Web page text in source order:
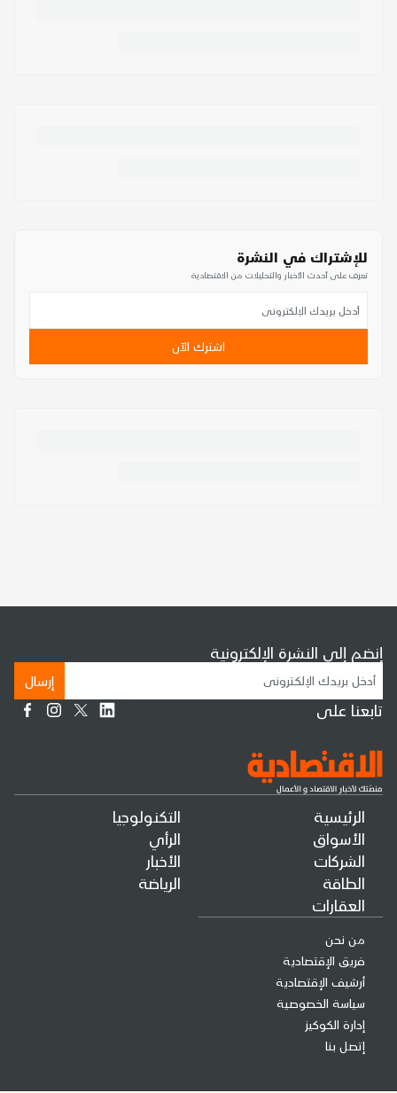
للإشتراك في النشرة
تعرف على أحدث الأخبار والتحليلات من الاقتصادية
اشترك الآن
الرئيسية
الأسواق
الشركات
الطاقة
العقارات
التكنولوجيا
الرأي
الأخبار
الرياضة
من نحن
فريق الإقتصادية
أرشيف الإقتصادية
سياسة الخصوصية
إدارة الكوكيز
إتصل بنا
إنضم إلى النشرة الإلكترونية
إرسال
تابعنا على